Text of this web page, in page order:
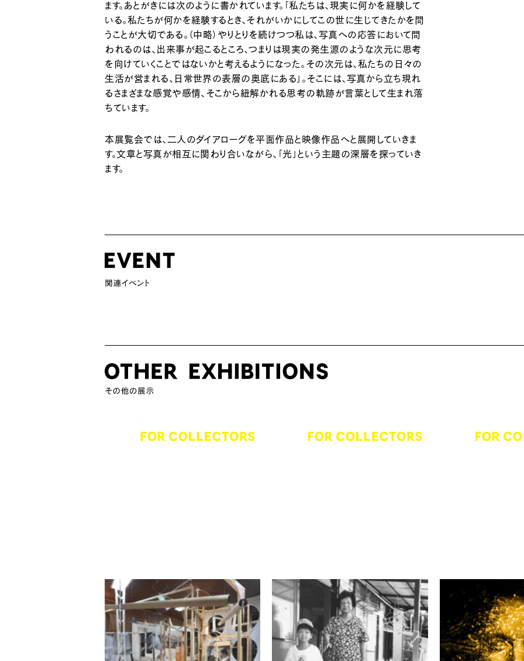
ます。あとがきには次のように書かれています。「私たちは、現実に何かを経験して
いる。私たちが何かを経験するとき、それがいかにしてこの世に生じてきたかを問
うことが大切である。（中略）やりとりを続けつつ私は、写真への応答において問
われるのは、出来事が起こるところ、つまりは現実の発生源のような次元に思考
を向けていくことではないかと考えるようになった。その次元は、私たちの日々の
生活が営まれる、日常世界の表層の奥底にある」。そこには、写真から立ち現れ
るさまざまな感覚や感情、そこから紐解かれる思考の軌跡が言葉として生まれ落
ちています。
本展覧会では、二人のダイアローグを平面作品と映像作品へと展開していきま
す。文章と写真が相互に関わり合いながら、「光」という主題の深層を探っていき
ます。
Midori Mitamura
Midori Mitamura
Artworks -Weaving
Everyday-
Akihito Yoshida
The Dialogue of Two
Su
Ecem Dilan
Where
Ecem Dilan
KIKA